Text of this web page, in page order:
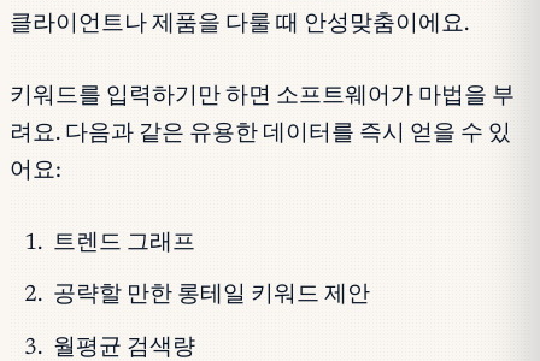
클라이언트나 제품을 다룰 때 안성맞춤이에요.
키워드를 입력하기만 하면 소프트웨어가 마법을 부
려요. 다음과 같은 유용한 데이터를 즉시 얻을 수 있
어요:
트렌드 그래프
공략할 만한 롱테일 키워드 제안
월평균 검색량